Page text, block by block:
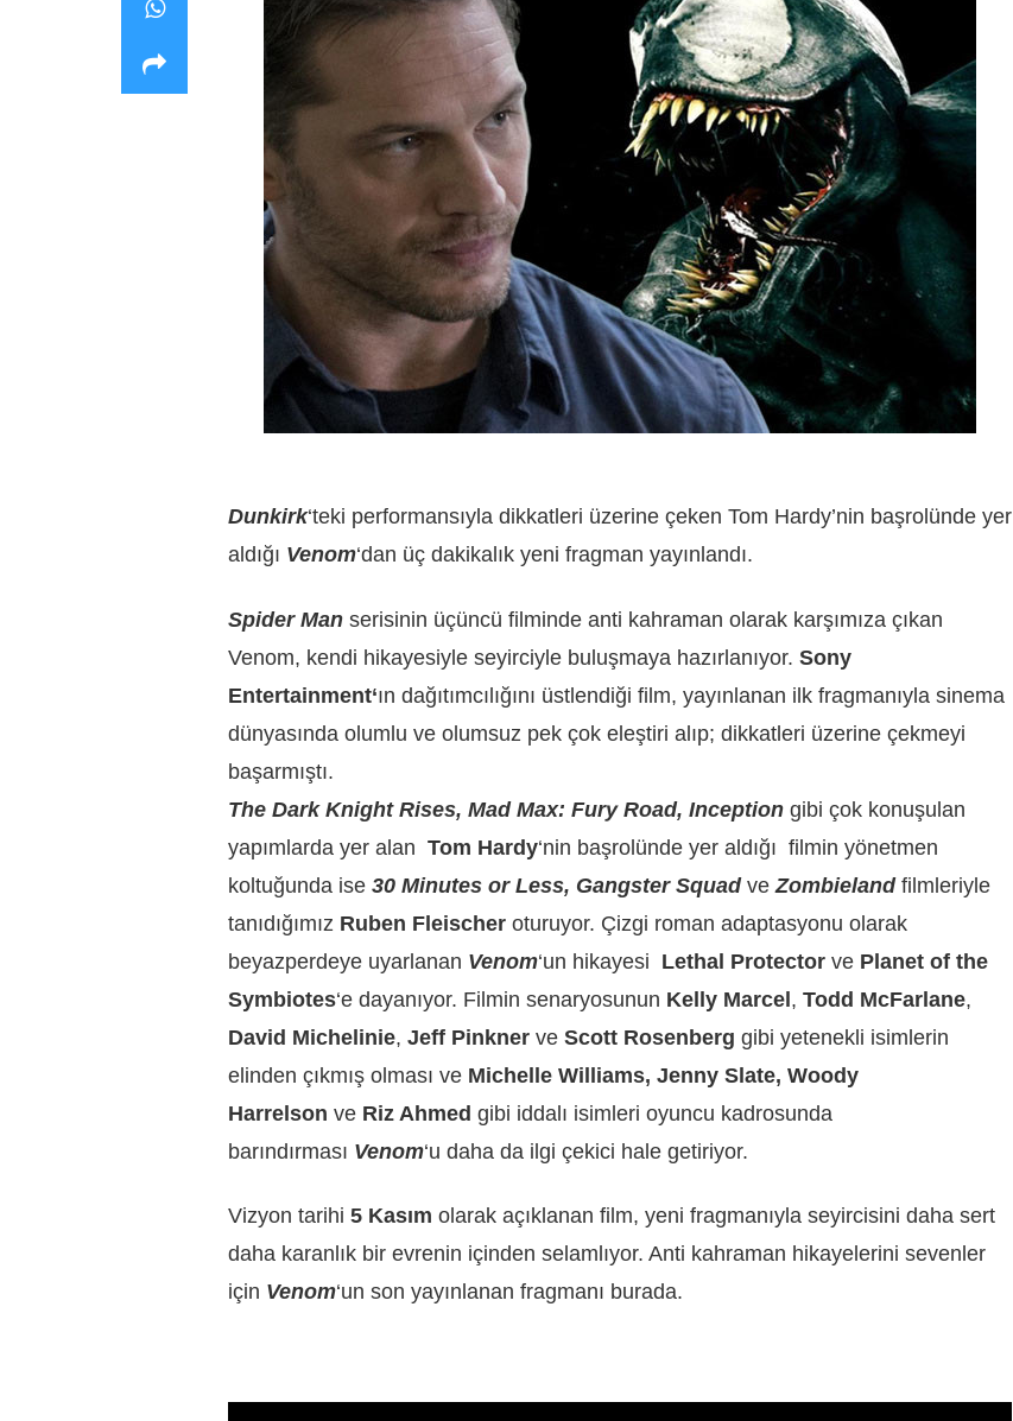
Dunkirk‘teki performansıyla dikkatleri üzerine çeken Tom Hardy’nin başrolünde yer
aldığı Venom‘dan üç dakikalık yeni fragman yayınlandı.
Spider Man serisinin üçüncü filminde anti kahraman olarak karşımıza çıkan
Venom, kendi hikayesiyle seyirciyle buluşmaya hazırlanıyor. Sony
Entertainment‘ın dağıtımcılığını üstlendiği film, yayınlanan ilk fragmanıyla sinema
dünyasında olumlu ve olumsuz pek çok eleştiri alıp; dikkatleri üzerine çekmeyi
başarmıştı.
The Dark Knight Rises, Mad Max: Fury Road, Inception gibi çok konuşulan
yapımlarda yer alan Tom Hardy‘nin başrolünde yer aldığı filmin yönetmen
koltuğunda ise 30 Minutes or Less, Gangster Squad ve Zombielandfilmleriyle
tanıdığımız Ruben Fleischer oturuyor. Çizgi roman adaptasyonu olarak
beyazperdeye uyarlanan Venom‘un hikayesi Lethal Protector ve Planet of the
Symbiotes‘e dayanıyor. Filmin senaryosunun Kelly Marcel, Todd McFarlane,
David Michelinie, Jeff Pinkner ve Scott Rosenberg gibi yetenekli isimlerin
elinden çıkmış olması ve Michelle Williams, Jenny Slate, Woody
Harrelson ve Riz Ahmed gibi iddalı isimleri oyuncu kadrosunda
barındırması Venom‘u daha da ilgi çekici hale getiriyor.
Vizyon tarihi 5 Kasım olarak açıklanan film, yeni fragmanıyla seyircisini daha sert
daha karanlık bir evrenin içinden selamlıyor. Anti kahraman hikayelerini sevenler
için Venom‘un son yayınlanan fragmanı burada.